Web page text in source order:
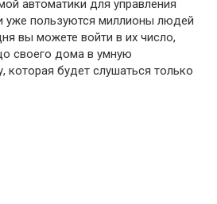
автоматики для управления
уже пользуются миллионы людей
вы можете войти в их число,
своего дома в умную
которая будет слушаться только